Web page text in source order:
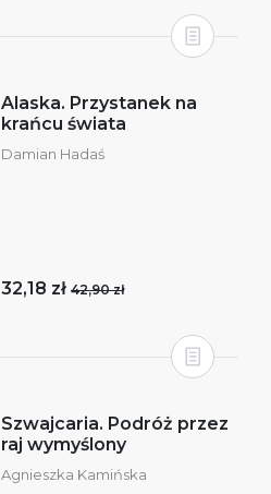
Alaska. Przystanek na
krańcu świata
Damian Hadaś
32,18 zł 42,90 zł
Szwajcaria. Podróż przez
raj wymyślony
Agnieszka Kamińska